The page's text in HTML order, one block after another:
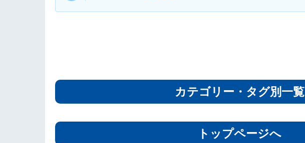
カテゴリー・タグ別一覧
トップページへ